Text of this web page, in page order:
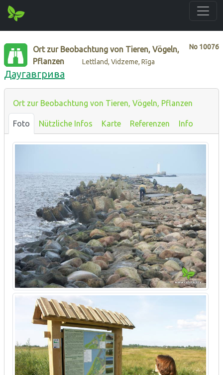
No 10076
Ort zur Beobachtung von Tieren, Vögeln,
Pflanzen
Lettland, Vidzeme, Rīga
Даугавгрива
Ort zur Beobachtung von Tieren, Vögeln, Pflanzen
Foto Nützliche Infos Karte Referenzen Info